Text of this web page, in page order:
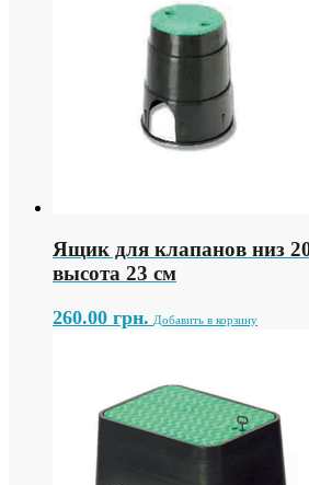
Ящик для клапанов низ
высота 23 см
260.00 грн. Добавить в корзину